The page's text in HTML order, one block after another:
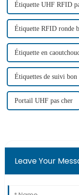
Étiquette UHF RFID
Étiquette RFID ronde
Étiquette en
Étiquettes de suivi
Portail UHF pas cher
Leave Your